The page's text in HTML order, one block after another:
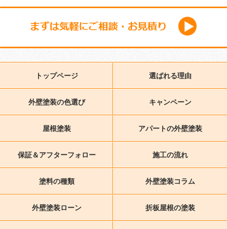
トップページ 選ばれる理由
外壁塗装の色選び キャンペーン
屋根塗装 アパートの外壁塗装
保証＆アフターフォロー 施工の流れ
塗料の種類 外壁塗装コラム
外壁塗装ローン 折板屋根の塗装